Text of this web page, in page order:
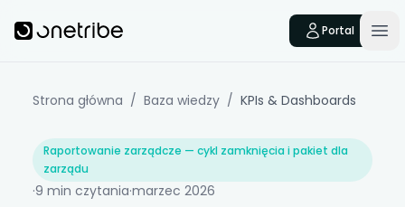
Onetribe
Portal
Strona główna / Baza wiedzy / KPIs & Dashboards
Raportowanie zarządcze — cykl zamknięcia i pakiet dla
zarządu
·9 min czytania·marzec 2026